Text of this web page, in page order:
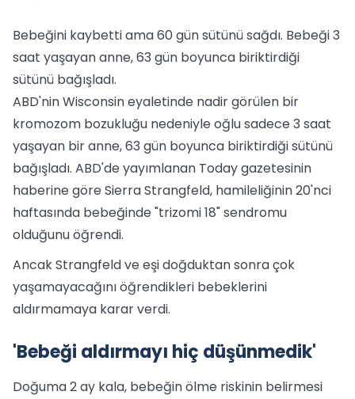
Bebeğini kaybetti ama 60 gün sütünü sağdı. Bebeği 3
saat yaşayan anne, 63 gün boyunca biriktirdiği
sütünü bağışladı.
ABD'nin Wisconsin eyaletinde nadir görülen bir
kromozom bozukluğu nedeniyle oğlu sadece 3 saat
yaşayan bir anne, 63 gün boyunca biriktirdiği sütünü
bağışladı. ABD'de yayımlanan Today gazetesinin
haberine göre Sierra Strangfeld, hamileliğinin 20'nci
haftasında bebeğinde "trizomi 18" sendromu
olduğunu öğrendi.
Ancak Strangfeld ve eşi doğduktan sonra çok
yaşamayacağını öğrendikleri bebeklerini
aldırmamaya karar verdi.
'Bebeği aldırmayı hiç düşünmedik'
Doğuma 2 ay kala, bebeğin ölme riskinin belirmesi